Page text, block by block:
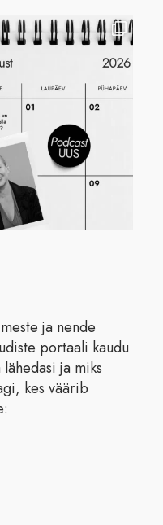
ja nende
portaali kaudu
ja miks
kes väärib